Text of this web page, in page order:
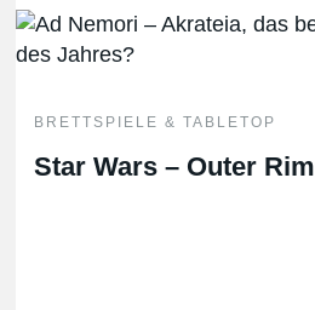
BRETTSPIELE & TABLETOP
Star Wars – Outer Rim